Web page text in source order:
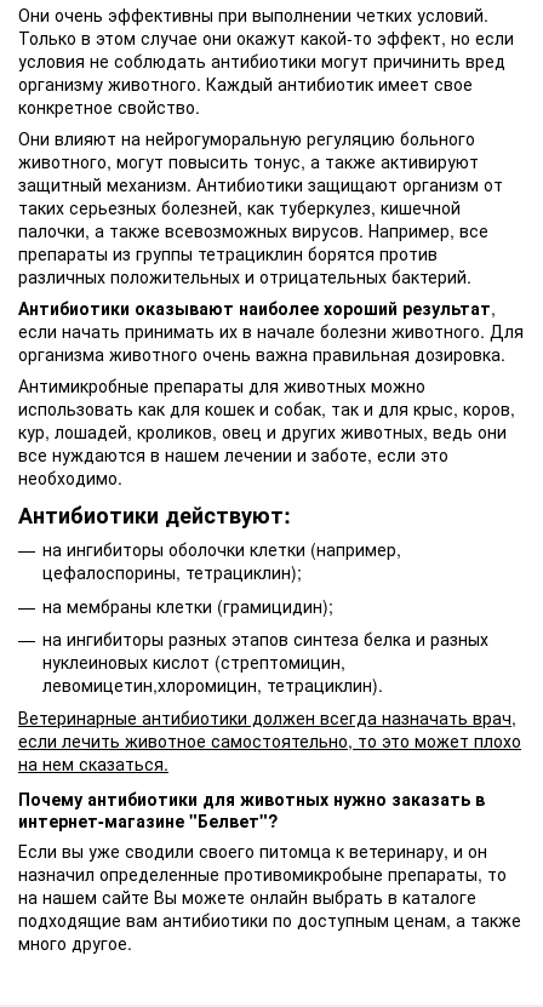
Они очень эффективны при выполнении четких условий.
Только в этом случае они окажут какой-то эффект, но если
условия не соблюдать антибиотики могут причинить вред
организму животного. Каждый антибиотик имеет свое
конкретное свойство.
Они влияют на нейрогуморальную регуляцию больного
животного, могут повысить тонус, а также активируют
защитный механизм. Антибиотики защищают организм от
таких серьезных болезней, как туберкулез, кишечной
палочки, а также всевозможных вирусов. Например, все
препараты из группы тетрациклин борятся против
различных положительных и отрицательных бактерий.
Антибиотики оказывают наиболее хороший результат,
если начать принимать их в начале болезни животного. Для
организма животного очень важна правильная дозировка.
Антимикробные препараты для животных можно
использовать как для кошек и собак, так и для крыс, коров,
кур, лошадей, кроликов, овец и других животных, ведь они
все нуждаются в нашем лечении и заботе, если это
необходимо.
Антибиотики действуют:
на ингибиторы оболочки клетки (например,
цефалоспорины, тетрациклин);
на мембраны клетки (грамицидин);
на ингибиторы разных этапов синтеза белка и разных
нуклеиновых кислот (стрептомицин,
левомицетин,хлоромицин, тетрациклин).
Ветеринарные антибиотики должен всегда назначать врач,
если лечить животное самостоятельно, то это может плохо
на нем сказаться.
Почему антибиотики для животных нужно заказать в
интернет-магазине "Белвет"?
Если вы уже сводили своего питомца к ветеринару, и он
назначил определенные противомикробыне препараты, то
на нашем сайте Вы можете онлайн выбрать в каталоге
подходящие вам антибиотики по доступным ценам, а также
много другое.